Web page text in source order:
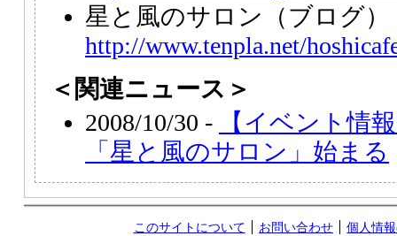
星と風のサロン（ブログ）
http://www.tenpla.net/
＜関連ニュース＞
2008/10/30 -
【イベント情
「星と風のサロン」始まる
このサイトについて お問い合わせ
個人情